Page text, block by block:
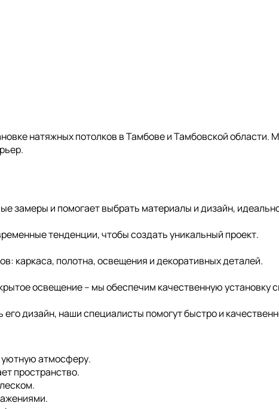
натяжных потолков в Тамбове и Тамбовской
замеры и помогает выбрать материалы и дизайн,
тенденции, чтобы создать уникальный проект.
каркаса, полотна, освещения и декоративных деталей.
освещение – мы обеспечим качественную установку
дизайн, наши специалисты помогут быстро и
атмосферу.
пространство.